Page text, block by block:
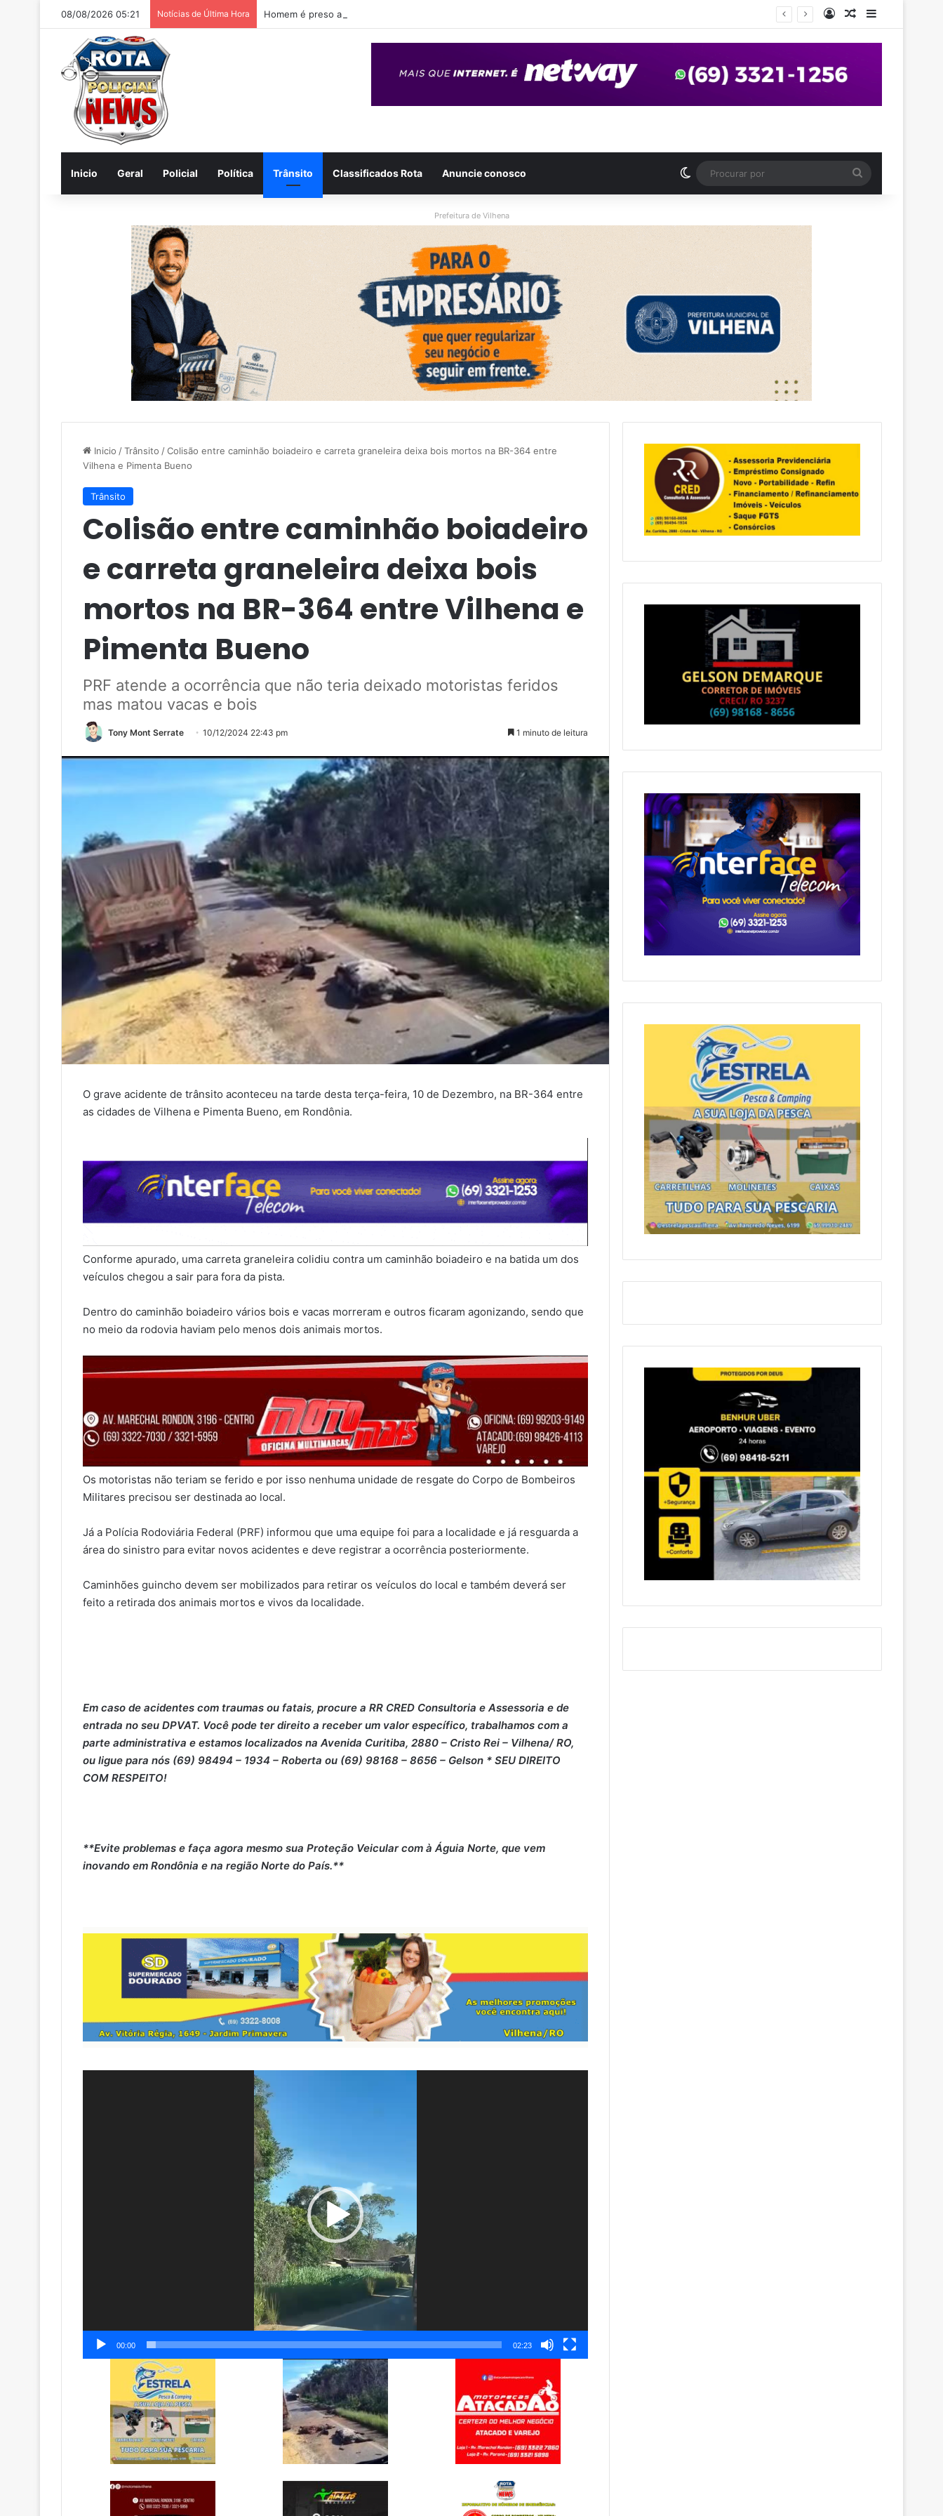
08/08/2026 05:21 Notícias de Última Hora Homem é preso após ser flagrado repassando porção de maconha a garoto de 14 anos em praça de Vilhena EntrarArtigo aleatório
Inicio Geral Policial Política Trânsito Classificados Rota Anuncie conosco Switch skin
por
Prefeitura de Vilhena
Inicio /Trânsito /Colisão entre caminhão boiadeiro e carreta graneleira deixa bois mortos na BR-364 entre
Vilhena e Pimenta Bueno
Trânsito
Colisão entre caminhão boiadeiro
e carreta graneleira deixa bois
mortos na BR-364 entre Vilhena e
Pimenta Bueno
PRF atende a ocorrência que não teria deixado motoristas feridos
mas matou vacas e bois
Tony Mont Serrate 10/12/2024 22:43 pm 1 minuto de leitura
O grave acidente de trânsito aconteceu na tarde desta terça-feira, 10 de Dezembro, na BR-364 entre
as cidades de Vilhena e Pimenta Bueno, em Rondônia.
Conforme apurado, uma carreta graneleira colidiu contra um caminhão boiadeiro e na batida um dos
veículos chegou a sair para fora da pista.
Dentro do caminhão boiadeiro vários bois e vacas morreram e outros ficaram agonizando, sendo que
no meio da rodovia haviam pelo menos dois animais mortos.
Os motoristas não teriam se ferido e por isso nenhuma unidade de resgate do Corpo de Bombeiros
Militares precisou ser destinada ao local.
Já a Polícia Rodoviária Federal (PRF) informou que uma equipe foi para a localidade e já resguarda a
área do sinistro para evitar novos acidentes e deve registrar a ocorrência posteriormente.
Caminhões guincho devem ser mobilizados para retirar os veículos do local e também deverá ser
feito a retirada dos animais mortos e vivos da localidade.
Em caso de acidentes com traumas ou fatais, procure a RR CRED Consultoria e Assessoria e de
entrada no seu DPVAT. Você pode ter direito a receber um valor específico, trabalhamos com a
parte administrativa e estamos localizados na Avenida Curitiba, 2880 – Cristo Rei – Vilhena/ RO,
ou ligue para nós (69) 98494 – 1934 – Roberta ou (69) 98168 – 8656 – Gelson * SEU DIREITO
COM RESPEITO!
**Evite problemas e faça agora mesmo sua Proteção Veicular com à Águia Norte, que vem
inovando em Rondônia e na região Norte do País.**
00:00 02:23